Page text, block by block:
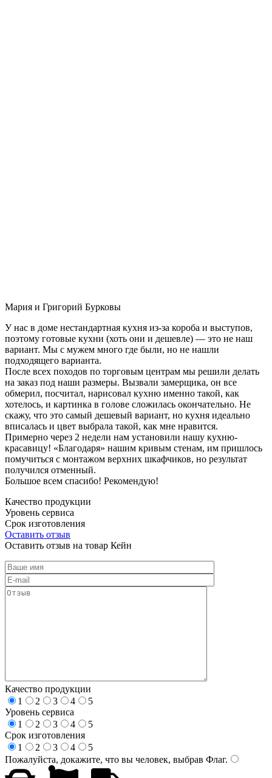
Мария и Григорий Бурковы
У нас в доме нестандартная кухня из-за короба и выступов,
поэтому готовые кухни (хоть они и дешевле) — это не наш
вариант. Мы с мужем много где были, но не нашли
подходящего варианта.
После всех походов по торговым центрам мы решили делать
на заказ под наши размеры. Вызвали замерщика, он все
обмерил, посчитал, нарисовал кухню именно такой, как
хотелось, и картинка в голове сложилась окончательно. Не
скажу, что это самый дешевый вариант, но кухня идеально
вписалась и цвет выбрала такой, как мне нравится.
Примерно через 2 недели нам установили нашу кухню-
красавицу! «Благодаря» нашим кривым стенам, им пришлось
помучиться с монтажом верхних шкафчиков, но результат
получился отменный.
Большое всем спасибо! Рекомендую!
Качество продукции
Уровень сервиса
Срок изготовления
Оставить отзыв
Оставить отзыв на товар Кейн
Качество продукции
1
2 3 4
5
Уровень сервиса
1
2 3 4
5
Срок изготовления
1
2 3 4
5
Пожалуйста, докажите, что вы человек, выбрав Флаг.